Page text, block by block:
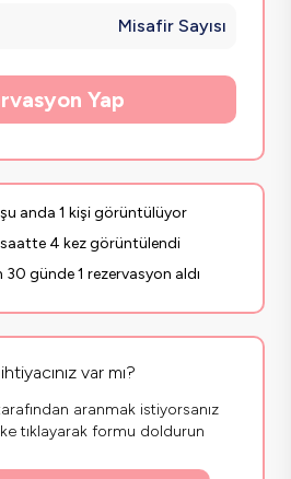
Misafir Sayısı
Yap
şu anda 1 kişi görüntülüyor
4 kez görüntülendi
30 günde 1 rezervasyon aldı
var mı?
aranmak istiyorsanız
tıklayarak formu doldurun